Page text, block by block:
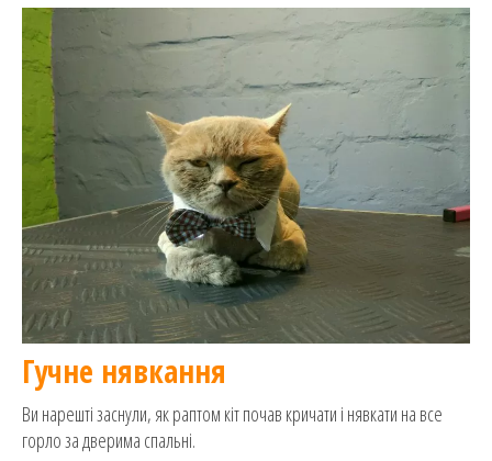
Гучне нявкання
Ви нарешті заснули, як раптом кіт почав кричати і нявкати на все
горло за дверима спальні.